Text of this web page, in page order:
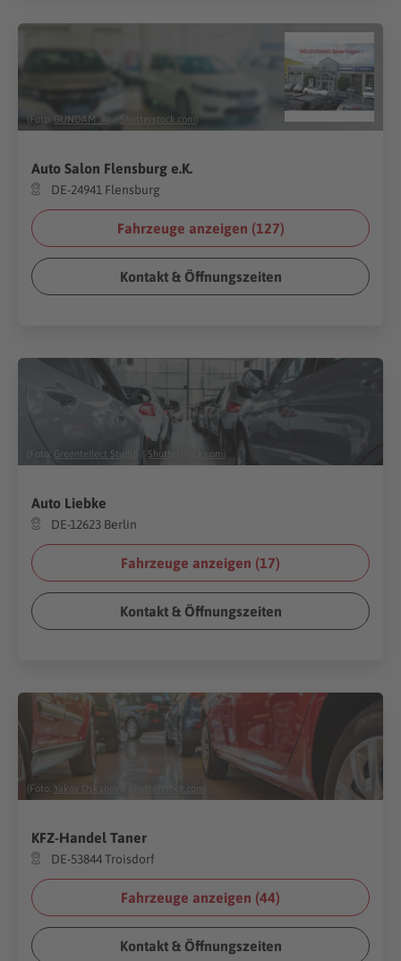
(Foto: GUNDAM_Ai / Shutterstock.com)
Auto Salon Flensburg e.K.
DE-24941 Flensburg
Fahrzeuge anzeigen (127)
Kontakt & Öffnungszeiten
(Foto: Greentellect Studio / Shutterstock.com)
Auto Liebke
DE-12623 Berlin
Fahrzeuge anzeigen (17)
Kontakt & Öffnungszeiten
(Foto: Yakov Oskanov Shutterstock.com
KFZ-Handel Taner
DE-53844 Troisdorf
Fahrzeuge anzeigen (44)
Kontakt & Öffnungszeiten